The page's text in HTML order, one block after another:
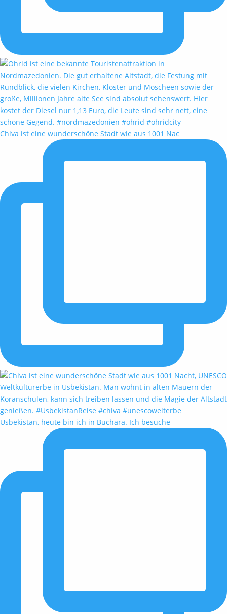
Chiva ist eine wunderschöne Stadt wie aus 1001 Nac
Usbekistan, heute bin ich in Buchara. Ich besuche